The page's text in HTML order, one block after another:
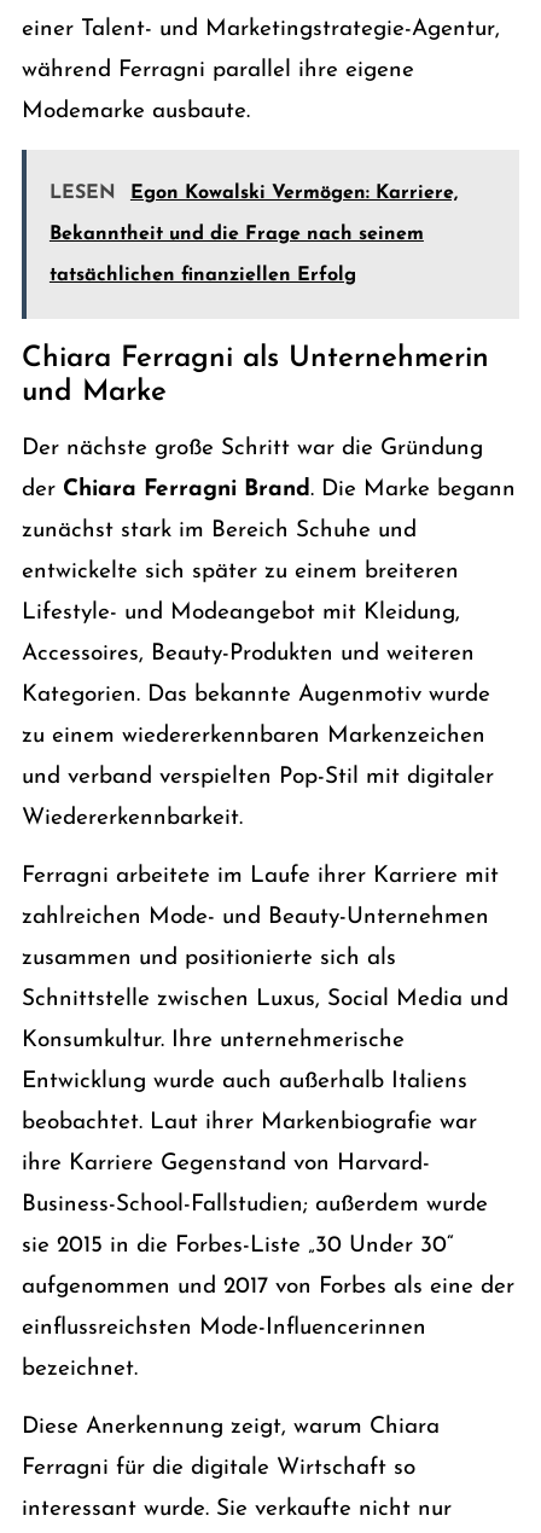
einer Talent- und Marketingstrategie-Agentur,
während Ferragni parallel ihre eigene
Modemarke ausbaute.
LESEN Egon Kowalski Vermögen: Karriere,
Bekanntheit und die Frage nach seinem
tatsächlichen finanziellen Erfolg
Chiara Ferragni als Unternehmerin
und Marke
Der nächste große Schritt war die Gründung
der Chiara Ferragni Brand . Die Marke begann
zunächst stark im Bereich Schuhe und
entwickelte sich später zu einem breiteren
Lifestyle- und Modeangebot mit Kleidung,
Accessoires, Beauty-Produkten und weiteren
Kategorien. Das bekannte Augenmotiv wurde
zu einem wiedererkennbaren Markenzeichen
und verband verspielten Pop-Stil mit digitaler
Wiedererkennbarkeit.
Ferragni arbeitete im Laufe ihrer Karriere mit
zahlreichen Mode- und Beauty-Unternehmen
zusammen und positionierte sich als
Schnittstelle zwischen Luxus, Social Media und
Konsumkultur. Ihre unternehmerische
Entwicklung wurde auch außerhalb Italiens
beobachtet. Laut ihrer Markenbiografie war
ihre Karriere Gegenstand von Harvard-
Business-School-Fallstudien; außerdem wurde
sie 2015 in die Forbes-Liste „30 Under 30“
aufgenommen und 2017 von Forbes als eine der
einflussreichsten Mode-Influencerinnen
bezeichnet.
Diese Anerkennung zeigt, warum Chiara
Ferragni für die digitale Wirtschaft so
interessant wurde. Sie verkaufte nicht nur